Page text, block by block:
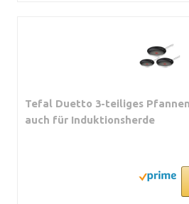
Tefal Duetto 3-teiliges
auch für Induktionsherde